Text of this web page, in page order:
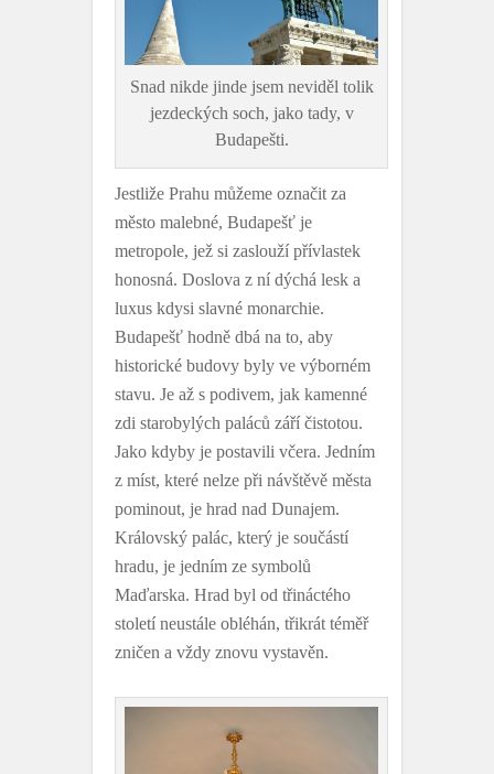
Snad nikde jinde jsem neviděl tolik
jezdeckých soch, jako tady, v
Budapešti.
Jestliže Prahu můžeme označit za
město malebné, Budapešť je
metropole, jež si zaslouží přívlastek
honosná. Doslova z ní dýchá lesk a
luxus kdysi slavné monarchie.
Budapešť hodně dbá na to, aby
historické budovy byly ve výborném
stavu. Je až s podivem, jak kamenné
zdi starobylých paláců září čistotou.
Jako kdyby je postavili včera. Jedním
z míst, které nelze při návštěvě města
pominout, je hrad nad Dunajem.
Královský palác, který je součástí
hradu, je jedním ze symbolů
Maďarska. Hrad byl od třináctého
století neustále obléhán, třikrát téměř
zničen a vždy znovu vystavěn.